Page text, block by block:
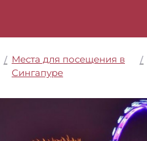
/ Места для посещения в
Сингапуре
/